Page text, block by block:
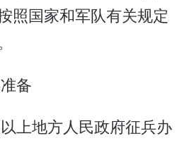
照国家和军队有关规定
备
上地方人民政府征兵办